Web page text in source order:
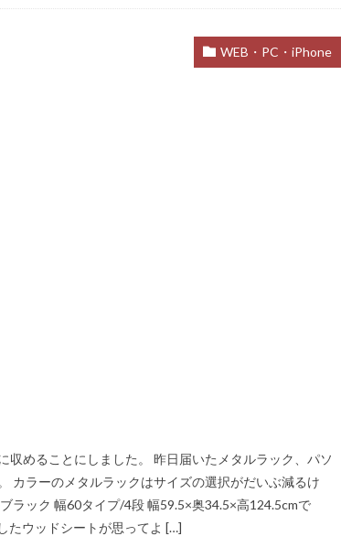
WEB・PC・iPhone
めることにしました。 昨日届いたメタルラック、パソ
カラーのメタルラックはサイズの選択がだいぶ減るけ
ラック 幅60タイプ/4段 幅59.5×奥34.5×高124.5cmで
たウッドシートが思ってよ […]